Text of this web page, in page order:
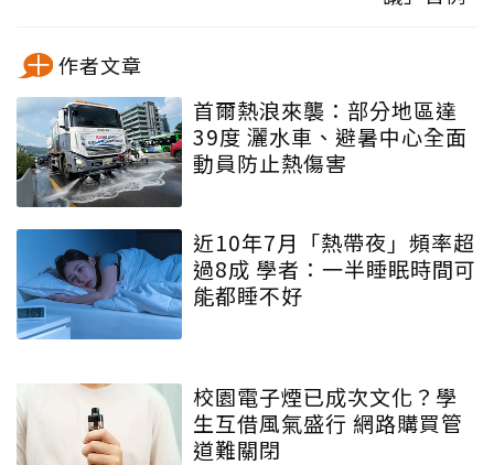
作者文章
首爾熱浪來襲：部分地區達
39度 灑水車、避暑中心全面
動員防止熱傷害
近10年7月「熱帶夜」頻率超
過8成 學者：一半睡眠時間可
能都睡不好
校園電子煙已成次文化？學
生互借風氣盛行 網路購買管
道難關閉